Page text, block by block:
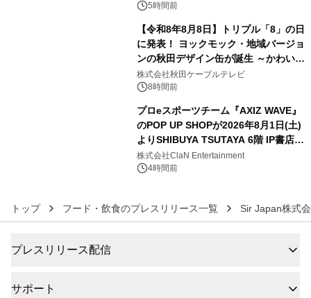
5時間前
【令和8年8月8日】トリプル「8」の日
に発表！ ヨックモック・地域バージョ
ンの秋田デザイン缶が誕生 ～かわいい
秋田犬の子犬と秋田の四季と名所を巡
るパッケージ～ 9月1日(火)秋田県内で
株式会社秋田ケーブルテレビ
8時間前
プロeスポーツチーム『AXIZ WAVE』
のPOP UP SHOPが2026年8月1日(土)
よりSHIBUYA TSUTAYA 6階 IP書店で
開催決定！！
株式会社ClaN Entertainment
4時間前
トップ フード・飲食のプレスリリース一覧 Sir Japan株式
プレスリリース配信
サポート